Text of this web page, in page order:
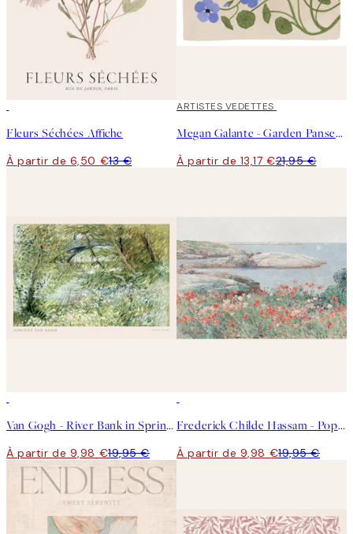
Fleurs Séchées Affiche
À partir de 6,50 €13 €
40%*
ARTISTES VEDETTES
Megan Galante - Garden Pansey Affiche
À partir de 13,17 €21,95 €
Van Gogh - River Bank in Springtime Landscape Affiche
À partir de 9,98 €19,95 €
Frederick Childe Hassam - Poppies on the Isles of Shoals Affiche
À partir de 9,98 €19,95 €